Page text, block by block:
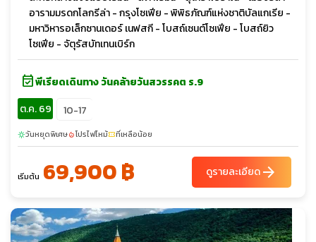
อารามมรดกโลกรีล่า - กรุงโซเฟีย - พิพิธภัณฑ์แห่งชาติบัลแกเรีย -
มหาวิหารอเล็กซานเดอร์ เนฟสกี - โบสถ์เซนต์โซเฟีย - โบสถ์ยิว
โซเฟีย - จัตุรัสบัทเทนเบิร์ก
event_availableพีเรียดเดินทาง วันคล้ายวันสวรรคต ร.9
ต.ค. 69
10-17
sunnyวันหยุดพิเศษlocal_fire_departmentโปรไฟไหม้confirmation_numberที่เหลือน้อย
เริ่มต้น 69,900 ฿ ดูรายละเอียดarrow_forward